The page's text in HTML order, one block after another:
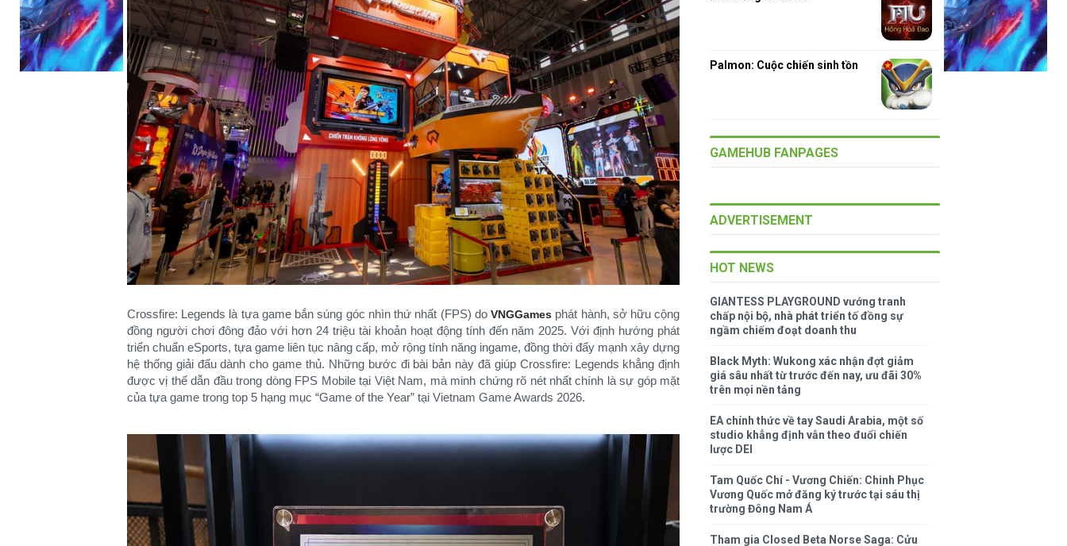
Crossfire: Legends là tựa game bắn súng góc nhìn thứ nhất (FPS) doVNGGames phát hành, sở hữu cộng
đồng người chơi đông đảo với hơn 24 triệu tài khoản hoạt động tính đến năm 2025. Với định hướng phát
triển chuẩn eSports, tựa game liên tục nâng cấp, mở rộng tính năng ingame, đồng thời đẩy mạnh xây dựng
hệ thống giải đấu dành cho game thủ. Những bước đi bài bản này đã giúp Crossfire: Legends khẳng định
được vị thế dẫn đầu trong dòng FPS Mobile tại Việt Nam, mà minh chứng rõ nét nhất chính là sự góp mặt
của tựa game trong top 5 hạng mục “Game of the Year” tại Vietnam Game Awards 2026.
Palmon: Cuộc chiến sinh tồn
GAMEHUB FANPAGES
ADVERTISEMENT
HOT NEWS
GIANTESS PLAYGROUND vướng tranh
chấp nội bộ, nhà phát triển tố đồng sự
ngầm chiếm đoạt doanh thu
Black Myth: Wukong xác nhận đợt giảm
giá sâu nhất từ trước đến nay, ưu đãi 30%
trên mọi nền tảng
EA chính thức về tay Saudi Arabia, một số
studio khẳng định vẫn theo đuổi chiến
lược DEI
Tam Quốc Chí - Vương Chiến: Chinh Phục
Vương Quốc mở đăng ký trước tại sáu thị
trường Đông Nam Á
Tham gia Closed Beta Norse Saga: Cửu